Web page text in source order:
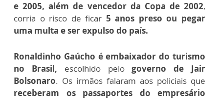
e 2005, além de vencedor da Copa de 2002,
corria o risco de ficar 5 anos preso ou pegar
uma multa e ser expulso do país.
Ronaldinho Gaúcho é embaixador do turismo
no Brasil, escolhido pelogoverno de Jair
Bolsonaro. Os irmãos falaram aos policiais que
receberam os passaportes do empresário